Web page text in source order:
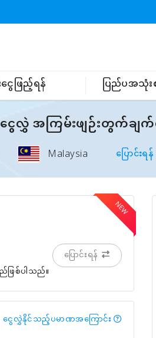
ေဖြည့်ရန် ပြည်ပအသုံး
ငွေလွှဲ အကြမ်းဖျဉ်းတွက်ချ
Malaysia ပြောင်းရန်
ဖြစ်ပါသည်။
ပြောင်းရန်
ငွေလွှဲနိုင်သည့်ပမာဏအကြောင်း